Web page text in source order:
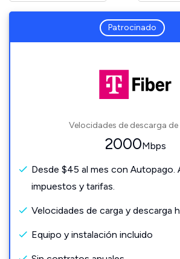
Patrocinado
Velocidades de descarga
2000Mbps
Desde $45 al mes con Autopago.
impuestos y tarifas.
Velocidades de carga y descarga
Equipo y instalación incluido